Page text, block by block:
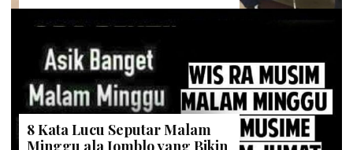
8 Kata Lucu Seputar Malam